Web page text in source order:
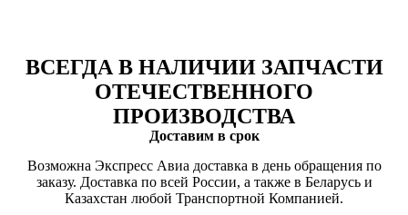
ВСЕГДА В НАЛИЧИИ ЗАПЧАСТИ
ОТЕЧЕСТВЕННОГО
ПРОИЗВОДСТВА
Доставим в срок
Возможна Экспресс Авиа доставка в день обращения по
заказу. Доставка по всей России, а также в Беларусь и
Казахстан любой Транспортной Компанией.